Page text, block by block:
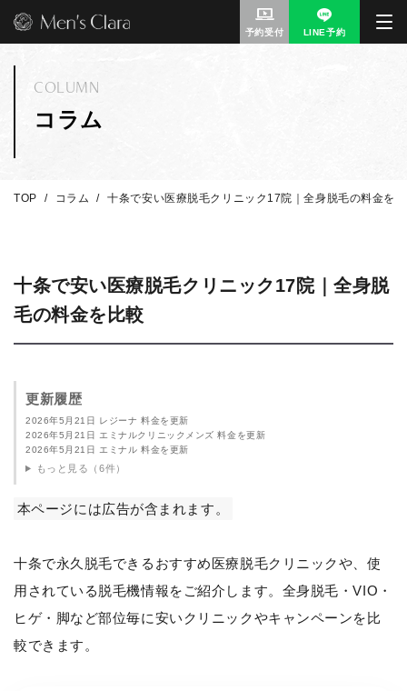
予約受付 LINE予約
コラム
COLUMN
TOP コラム 十条で安い医療脱毛クリニック17院｜全身脱毛の料金を
十条で安い医療脱毛クリニック17院｜全身脱
毛の料金を比較
更新履歴
2026年5月21日 レジーナ 料金を更新
2026年5月21日 エミナルクリニックメンズ 料金を更新
2026年5月21日 エミナル 料金を更新
もっと見る（6件）
本ページには広告が含まれます。
十条で永久脱毛できるおすすめ医療脱毛クリニックや、使
用されている脱毛機情報をご紹介します。全身脱毛・VIO・
ヒゲ・脚など部位毎に安いクリニックやキャンペーンを比
較できます。